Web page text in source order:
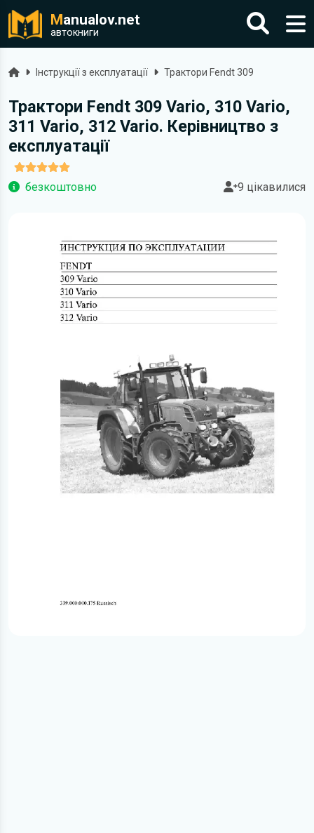
Manualov.net
автокниги
ГоловнаІнструкції з експлуатації Трактори Fendt 309
Трактори Fendt 309 Vario, 310 Vario,
311 Vario, 312 Vario. Керівництво з
експлуатації
безкоштовно 9 цікавилися